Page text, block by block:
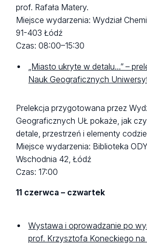
prof. Rafała Matery.
Miejsce wydarzenia: Wydział
91-403 Łódź
Czas: 08:00–15:30
„Miasto ukryte w detalu...” –
Nauk Geograficznych
Prelekcja przygotowana przez
Geograficznych UŁ pokaże, jak
detale, przestrzeń i elementy
Miejsce wydarzenia: Biblioteka
Wschodnia 42, Łódź
Czas: 17:00
11 czerwca – czwartek
Wystawa i oprowadzanie po
prof. Krzysztofa Koneckiego na